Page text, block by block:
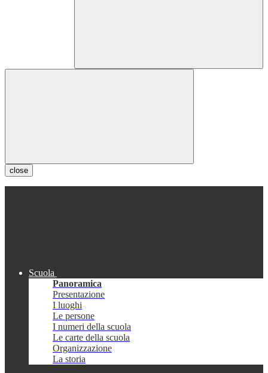
close
Scuola
Panoramica
Presentazione
I luoghi
Le persone
I numeri della scuola
Le carte della scuola
Organizzazione
La storia